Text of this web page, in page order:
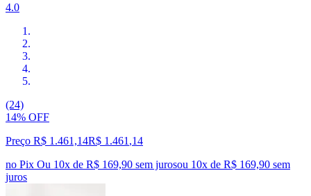
4.0
(24)
14% OFF
Preço R$ 1.461,14R$ 1.461 ,14
no Pix Ou 10x de R$ 169,90 sem jurosou 10x de R$ 169,90 sem
juros